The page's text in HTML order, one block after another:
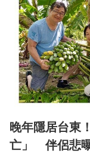
晚年隱居台東
亡」 伴侶悲